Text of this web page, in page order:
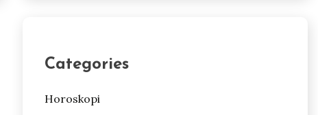
Categories
Horoskopi